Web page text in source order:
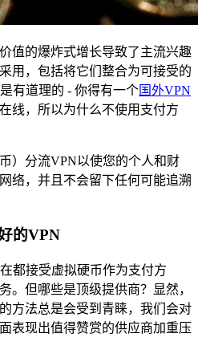
值的爆炸式增长导致了主流兴趣
用，包括将它们整合为可接受的
有道理的 - 你得有一个国外VPN
线，所以为什么不使用支付方
）分流VPN以使您的个人和财
络，并且不会留下任何可能追溯
的VPN
都接受虚拟硬币作为支付方
。但哪些是顶级提供商？显然，
方法总是会受到青睐，我们会对
表现出值得赞赏的供应商加重压